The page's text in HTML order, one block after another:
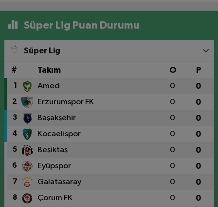
Süper Lig Puan Durumu
Süper Lig
# Takım O P
1 Amed 0 0
2 Erzurumspor FK 0 0
3 Başakşehir 0 0
4 Kocaelispor 0 0
5 Beşiktaş 0 0
6 Eyüpspor 0 0
7 Galatasaray 0 0
8 Çorum FK 0 0